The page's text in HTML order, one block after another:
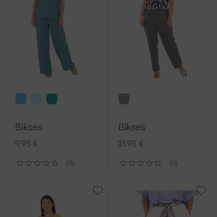
Bikses
9,95 €
(0)
Bikses
21,95 €
(0)